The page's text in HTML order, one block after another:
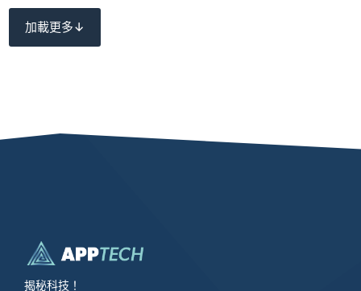
加載更多↓
揭秘科技！